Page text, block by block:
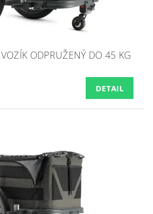
ODPRUŽENÝ DO 45 KG
DETAIL